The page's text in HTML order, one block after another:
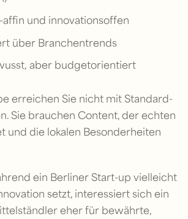
und innovationsoffen
über Branchentrends
aber budgetorientiert
erreichen Sie nicht mit Standard-
Sie brauchen Content, der echten
und die lokalen Besonderheiten
ein Berliner Start-up vielleicht
setzt, interessiert sich ein
eher für bewährte,